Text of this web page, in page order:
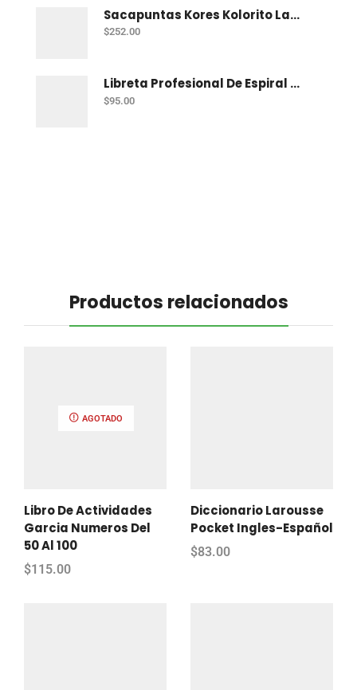
Sacapuntas Kores Kolorito Lapiz 1 Orif C/20
$252.00
Libreta Profesional De Espiral Printaform Arcoiris Pastel 100 H Ry
$95.00
Productos relacionados
AGOTADO
Libro De Actividades
Garcia Numeros Del
50 Al 100
$115.00
Diccionario Larousse
Pocket Ingles-Español
$83.00